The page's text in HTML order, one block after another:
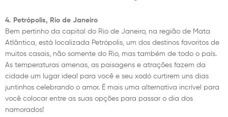
4. Petrópolis, Rio de Janeiro
Bem pertinho da capital do Rio de Janeiro, na região de Mata
Atlântica, está localizada Petrópolis, um dos destinos favoritos de
muitos casais, não somente do Rio, mas também de todo o país.
As temperaturas amenas, as paisagens e atrações fazem da
cidade um lugar ideal para você e seu xodó curtirem uns dias
juntinhos celebrando o amor. É mais uma alternativa incrível para
você colocar entre as suas opções para passar o dia dos
namorados!